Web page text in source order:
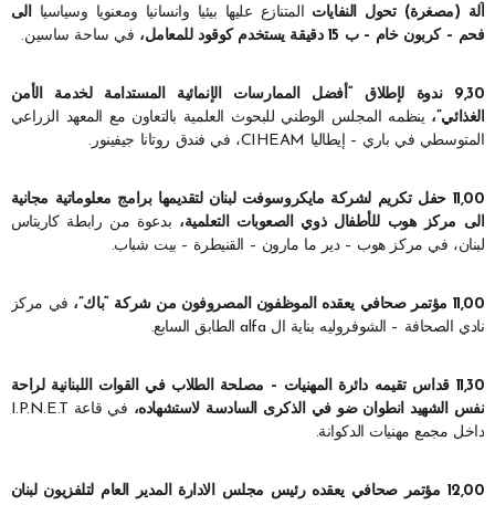
آلة (مصغرة) تحول النفايات المتنازع عليها بيئيا وانسانيا ومعنويا وسياسيا الى
فحم – كربون خام – ب 15 دقيقة يستخدم كوقود للمعامل،
في ساحة ساسين.
9,30 ندوة لإطلاق “أفضل الممارسات الإنمائية المستدامة لخدمة الأمن
الغذائي”، ينظمه المجلس الوطني للبحوث العلمية بالتعاون مع المعهد الزراعي
المتوسطي في باري – إيطاليا CIHEAM، في فندق روتانا جيفينور.
11,00 حفل تكريم لشركة مايكروسوفت لبنان لتقديمها برامج معلوماتية مجانية
الى مركز هوب للأطفال ذوي الصعوبات التعلمية، بدعوة من رابطة كاريتاس
لبنان، في مركز هوب – دير ما مارون – القنيطرة – بيت شباب.
11,00 مؤتمر صحافي يعقده الموظفون المصروفون من شركة “باك”،
في مركز
نادي الصحافة – الشوفروليه بناية ال alfa الطابق السابع.
11,30 قداس تقيمه دائرة المهنيات – مصلحة الطلاب في القوات اللبنانية لراحة
نفس الشهيد انطوان ضو في الذكرى السادسة لاستشهاده،
في قاعة I.P.N.E.T
داخل مجمع مهنيات الدكوانة.
12,00 مؤتمر صحافي يعقده رئيس مجلس الادارة المدير العام لتلفزيون لبنان